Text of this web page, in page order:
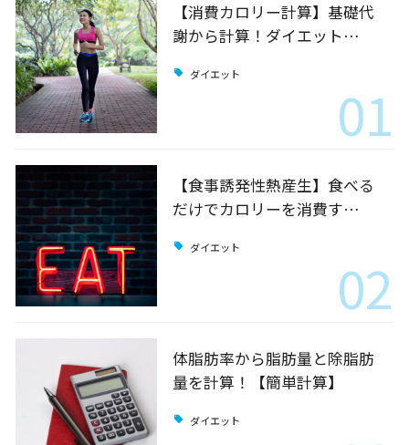
【消費カロリー計算】基礎代
謝から計算！ダイエット…
ダイエット
01
【食事誘発性熱産生】食べる
だけでカロリーを消費す…
ダイエット
02
体脂肪率から脂肪量と除脂肪
量を計算！【簡単計算】
ダイエット